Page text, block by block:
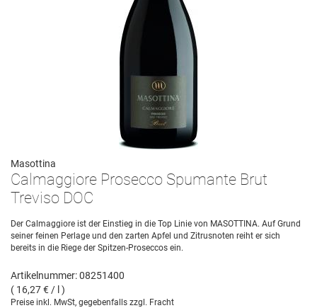
Masottina
Calmaggiore Prosecco Spumante Brut
Treviso DOC
Der Calmaggiore ist der Einstieg in die Top Linie von MASOTTINA. Auf Grund
seiner feinen Perlage und den zarten Apfel und Zitrusnoten reiht er sich
bereits in die Riege der Spitzen-Proseccos ein.
Artikelnummer: 08251400
( 16,27 € / l )
Preise inkl. MwSt, gegebenfalls zzgl. Fracht